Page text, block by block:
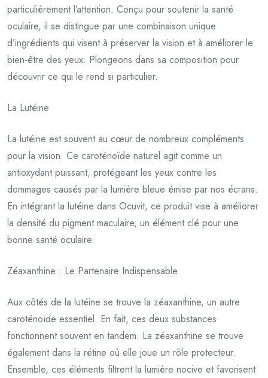
particulièrement l’attention. Conçu pour soutenir la santé
oculaire, il se distingue par une combinaison unique
d’ingrédients qui visent à préserver la vision et à améliorer le
bien-être des yeux. Plongeons dans sa composition pour
découvrir ce qui le rend si particulier.
La Lutéine
La lutéine est souvent au cœur de nombreux compléments
pour la vision. Ce caroténoïde naturel agit comme un
antioxydant puissant, protégeant les yeux contre les
dommages causés par la lumière bleue émise par nos écrans.
En intégrant la lutéine dans Ocuvit, ce produit vise à améliorer
la densité du pigment maculaire, un élément clé pour une
bonne santé oculaire.
Zéaxanthine : Le Partenaire Indispensable
Aux côtés de la lutéine se trouve la zéaxanthine, un autre
caroténoïde essentiel. En fait, ces deux substances
fonctionnent souvent en tandem. La zéaxanthine se trouve
également dans la rétine où elle joue un rôle protecteur.
Ensemble, ces éléments filtrent la lumière nocive et favorisent